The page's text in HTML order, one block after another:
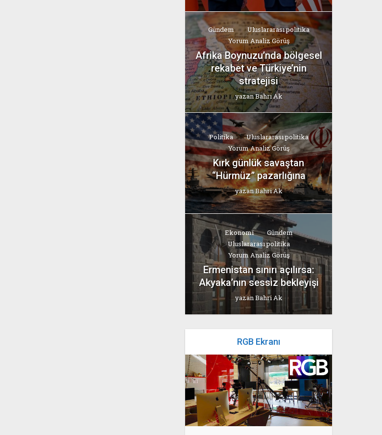
Gündem
Uluslararası politika
Yorum Analiz Görüş
Afrika Boynuzu’nda bölgesel
rekabet ve Türkiye’nin
stratejisi
yazanBahri Ak
Politika
Uluslararası politika
Yorum Analiz Görüş
Kırk günlük savaştan
“Hürmüz” pazarlığına
yazanBahri Ak
Ekonomi
Gündem
Uluslararası politika
Yorum Analiz Görüş
Ermenistan sınırı açılırsa:
Akyaka’nın sessiz bekleyişi
yazanBahri Ak
RGB Ekranı